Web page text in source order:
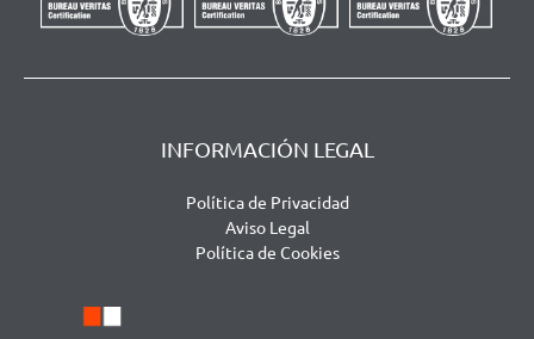
INFORMACIÓN LEGAL
Política de Privacidad
Aviso Legal
Política de Cookies